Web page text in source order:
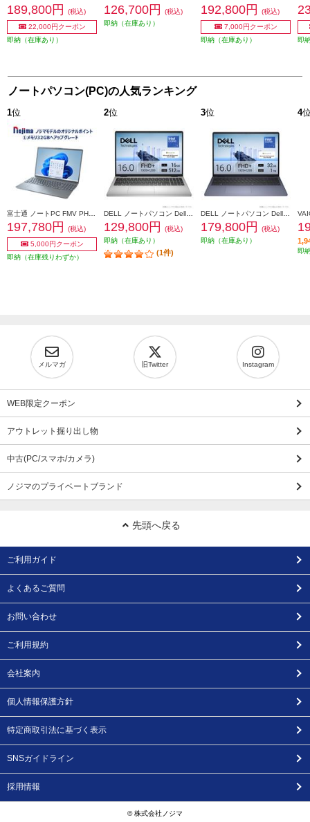
189,800円
(税込)
22,000円クーポン
即納（在庫あり）
126,700円
(税込)
即納（在庫あり）
192,800円
(税込)
7,000円クーポン
即納（在庫あり）
即
ノートパソコン(PC)の人気ランキング
1位
197,780円
(税込)
5,000円クーポン
即納（在庫残りわずか）
2位
129,800円
(税込)
即納（在庫あり）
(1件)
3位
179,800円
(税込)
即納（在庫あり）
4
即
メルマガ 旧Twitter Instagram
WEB限定クーポン
アウトレット掘り出し物
中古(PC/スマホ/カメラ)
ノジマのプライベートブランド
先頭へ戻る
ご利用ガイド
よくあるご質問
お問い合わせ
ご利用規約
会社案内
個人情報保護方針
特定商取引法に基づく表示
SNSガイドライン
採用情報
© 株式会社ノジマ